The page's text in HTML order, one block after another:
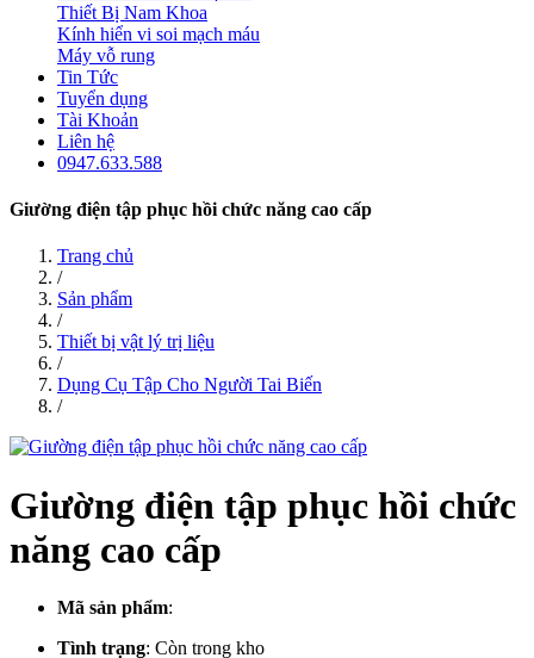
Thiết Bị Nam Khoa
Kính hiển vi soi mạch máu
Máy vỗ rung
Tin Tức
Tuyển dụng
Tài Khoản
Liên hệ
0947.633.588
Giường điện tập phục hồi chức năng cao cấp
Trang chủ
/
Sản phẩm
/
Thiết bị vật lý trị liệu
/
Dụng Cụ Tập Cho Người Tai Biến
/
Giường điện tập phục hồi chức
năng cao cấp
Mã sản phẩm:
Tình trạng: Còn trong kho